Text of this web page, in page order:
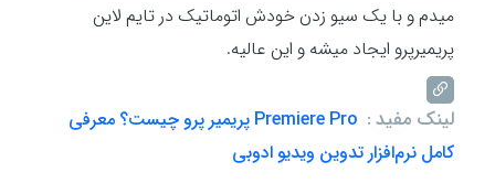
میدم و با یک سیو زدن خودش اتوماتیک در تایم لاین
پریمیرپرو ایجاد میشه و این عالیه.
لینک مفید :
Premiere Pro پریمیر پرو چیست؟ معرفی
کامل نرم‌افزار تدوین ویدیو ادوبی